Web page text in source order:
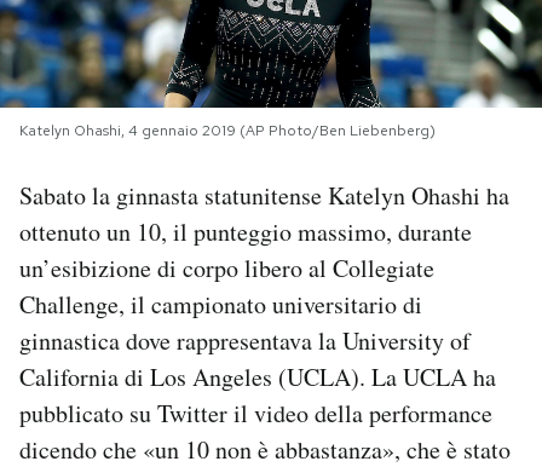
PODCAST
NEWSLETTER
I MIEI PREFERITI
CALENDARIO
AREA PERSONALE
Katelyn Ohashi, 4 gennaio 2019 (AP Photo/Ben Liebenberg)
Sabato la ginnasta statunitense Katelyn Ohashi ha
ottenuto un 10, il punteggio massimo, durante
un’esibizione di corpo libero al Collegiate
Challenge, il campionato universitario di
ginnastica dove rappresentava la University of
California di Los Angeles (UCLA). La UCLA ha
pubblicato su Twitter il video della performance
dicendo che «un 10 non è abbastanza», che è stato